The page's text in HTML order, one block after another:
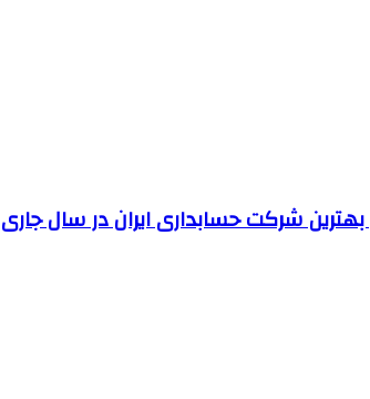
شرکت حسابداری ایران در سال جاری